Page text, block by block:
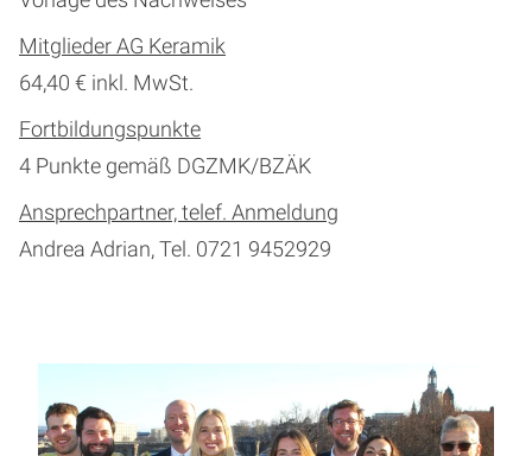
Mitglieder AG Keramik
64,40 € inkl. MwSt.
Fortbildungspunkte
4 Punkte gemäß DGZMK/BZÄK
Ansprechpartner, telef. Anmeldung
Andrea Adrian, Tel. 0721 9452929